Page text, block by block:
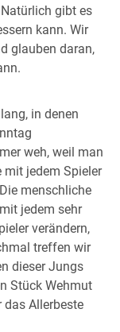
gibt es
kann. Wir
glauben daran,
in denen
weh, weil man
mit jedem Spieler
menschliche
jedem sehr
verändern,
treffen wir
dieser Jungs
Stück Wehmut
das Allerbeste